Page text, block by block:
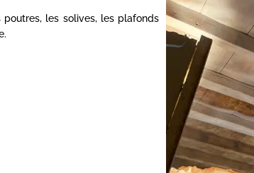
les solives, les plafonds